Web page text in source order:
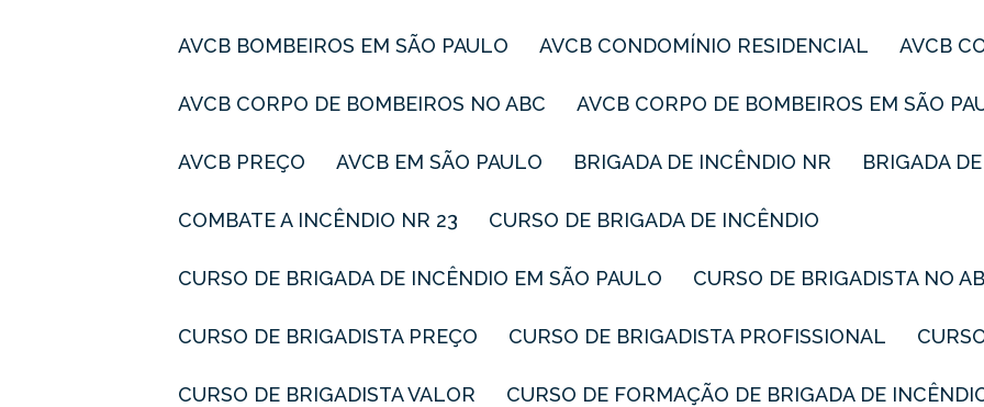
AVCB BOMBEIROS EM SÃO PAULO AVCB CONDOMÍNIO RESIDENCIAL AVCB
AVCB CORPO DE BOMBEIROS NO ABC AVCB CORPO DE BOMBEIROS EM SÃO
AVCB PREÇO AVCB EM SÃO PAULO BRIGADA DE INCÊNDIO NR BRIGADA
COMBATE A INCÊNDIO NR 23 CURSO DE BRIGADA DE INCÊNDIO
CURSO DE BRIGADA DE INCÊNDIO EM SÃO PAULO CURSO DE BRIGADISTA NO
CURSO DE BRIGADISTA PREÇO CURSO DE BRIGADISTA PROFISSIONAL
CURSO DE BRIGADISTA VALOR CURSO DE FORMAÇÃO DE BRIGADA DE